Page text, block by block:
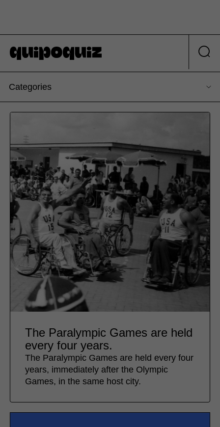
Categories
The Paralympic Games are held
every four years.
The Paralympic Games are held every four
years, immediately after the Olympic
Games, in the same host city.